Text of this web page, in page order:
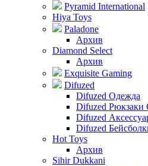
Pyramid International
Hiya Toys
Paladone
Архив
Diamond Select
Архив
Exquisite Gaming
Difuzed
Difuzed Одежда
Difuzed
Difuzed
Difuzed
Hot Toys
Архив
Sihir Dukkani